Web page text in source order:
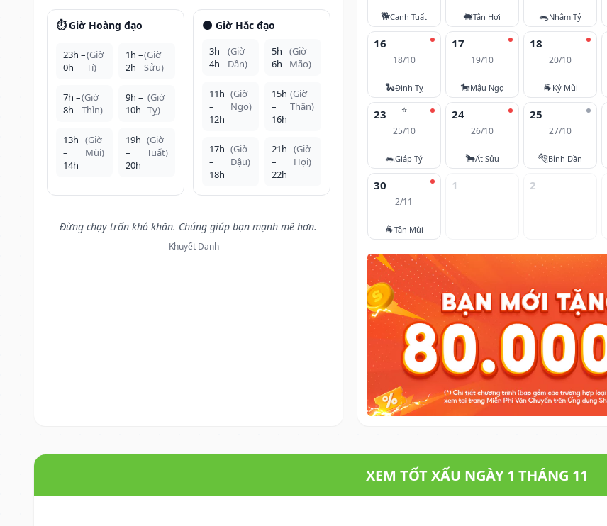
⏱️ Giờ Hoàng đạo
23h –
0h
(Giờ
Tí)
1h –
2h
(Giờ
Sửu)
7h –
8h
(Giờ
Thìn)
9h –
10h
(Giờ
Tỵ)
13h
–
14h
(Giờ
Mùi)
19h
–
20h
(Giờ
Tuất)
🌑 Giờ Hắc đạo
3h –
4h
(Giờ
Dần)
5h –
6h
(Giờ
Mão)
11h
–
12h
(Giờ
Ngọ)
15h
–
16h
(Giờ
Thân)
17h
–
18h
(Giờ
Dậu)
21h
–
22h
(Giờ
Hợi)
Đừng chạy trốn khó khăn. Chúng giúp bạn mạnh mẽ hơn.
— Khuyết Danh
🐕Canh Tuất 🐖Tân Hợi 🐀Nhâm Tý
16
18/10
🐍Đinh Tỵ
17
19/10
🐎Mậu Ngọ
18
20/10
🐐 Kỷ Mùi
⭐
23
25/10
🐀Giáp Tý
24
26/10
🐂Ất Sửu
25
27/10
🐅Bính Dần
30
2/11
🐐Tân Mùi
1 2
XEM TỐT XẤU NGÀY 1 THÁNG 11